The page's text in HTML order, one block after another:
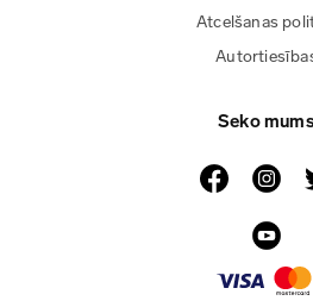
Atcelšanas
Seko